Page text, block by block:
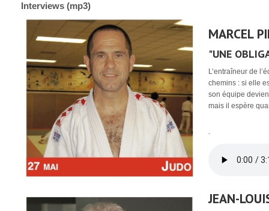
Interviews (mp3)
MARCEL
"UNE
L’entraîneur de
chemins : si elle
son équipe
mais il espère
-
JEAN-